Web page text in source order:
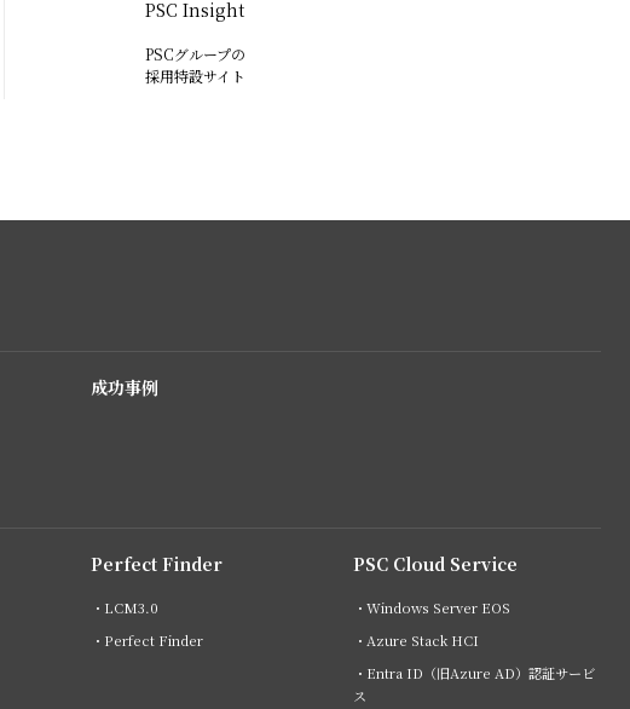
PSC Insight
PSCグループの
採用特設サイト
成功事例
Perfect Finder
・LCM3.0
・Perfect Finder
PSC Cloud Service
・Windows Server EOS
・Azure Stack HCI
・Entra ID（旧Azure AD）認証サービ
ス